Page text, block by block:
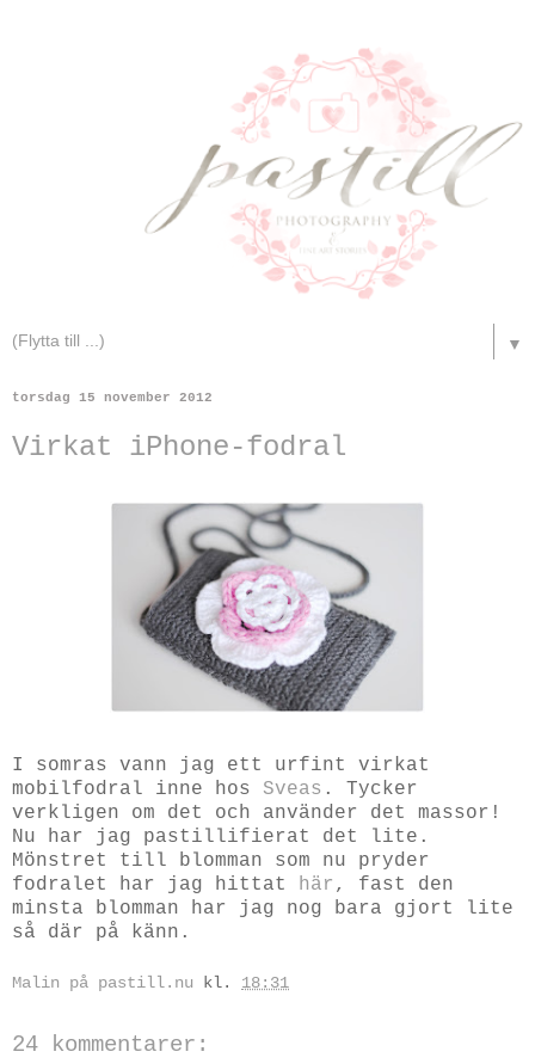
▼
torsdag 15 november 2012
Virkat iPhone-fodral
I somras vann jag ett urfint virkat
mobilfodral inne hos Sveas . Tycker
verkligen om det och använder det massor!
Nu har jag pastillifierat det lite.
Mönstret till blomman som nu pryder
fodralet har jag hittat här , fast den
minsta blomman har jag nog bara gjort lite
så där på känn.
Malin på pastill.nu kl. 18:31
24 kommentarer: